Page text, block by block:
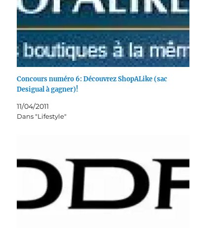
Concours numéro 6: Découvrez ShopALike (sac
Desigual à gagner)!
11/04/2011
Dans "Lifestyle"